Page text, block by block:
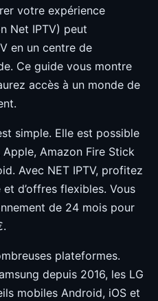
votre expérience
Net IPTV) peut
en un centre de
Ce guide vous montre
accès à un monde de
simple. Elle est possible
Apple, Amazon Fire Stick
Avec NET IPTV, profitez
d’offres flexibles. Vous
de 24 mois pour
plateformes.
depuis 2016, les LG
mobiles Android, iOS et